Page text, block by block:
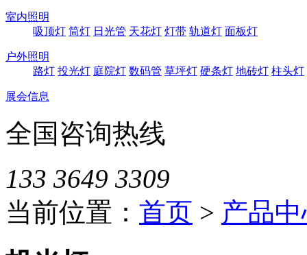
室内照明
吸顶灯 筒灯 日光管 天花灯 灯带 轨道灯 面板灯
户外照明
路灯 投光灯 庭院灯 数码管 草坪灯 硬条灯 地砖灯 柱头灯
展会信息
全国咨询热线
133 3649 3309
当前位置： 首页 > 产品